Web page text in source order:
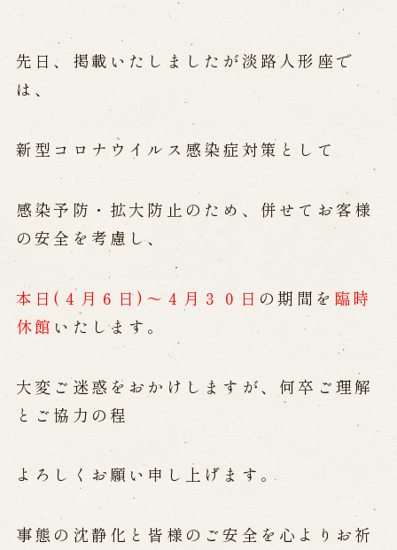
公演情報
公演カレンダー
開催中の公演
出張公演
出張公演
学校公演
海外旅行客向け特別公演「くにうみ」
歴史
淡路島と国生み神話
淡路人形浄瑠璃の歴史
淡路人形独自の演目
ご利用案内
営業日時・料金 アクセス 館内のご案内
先日、掲載いたしましたが淡路人形座で
は、
新型コロナウイルス感染症対策として
感染予防・拡大防止のため、併せてお客様
の安全を考慮し、
本日(４月６日)～４月３０日 の期間を 臨時
休館 いたします。
大変ご迷惑をおかけしますが、何卒ご理解
とご協力の程
よろしくお願い申し上げます。
事態の沈静化と皆様のご安全を心よりお祈